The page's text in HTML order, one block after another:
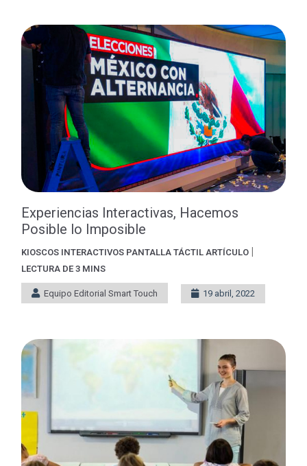
Experiencias Interactivas, Hacemos
Posible lo Imposible
KIOSCOS INTERACTIVOS PANTALLA TÁCTIL ARTÍCULO |
LECTURA DE 3 MINS
Equipo Editorial Smart Touch 19 abril, 2022